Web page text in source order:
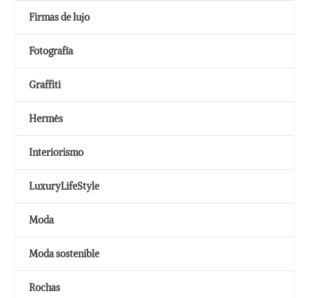
Firmas de lujo
Fotografía
Graffiti
Hermès
Interiorismo
LuxuryLifeStyle
Moda
Moda sostenible
Rochas